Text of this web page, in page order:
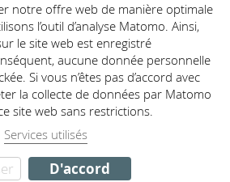
Cookies Privacy statement
Association Internationale de l'Asphalte AIA
notre offre web de manière optimale
l’outil d’analyse Matomo. Ainsi,
le site web est enregistré
aucune donnée personnelle
Si vous n’êtes pas d’accord avec
la collecte de données par Matomo
site web sans restrictions.
Services utilisés
D'accord